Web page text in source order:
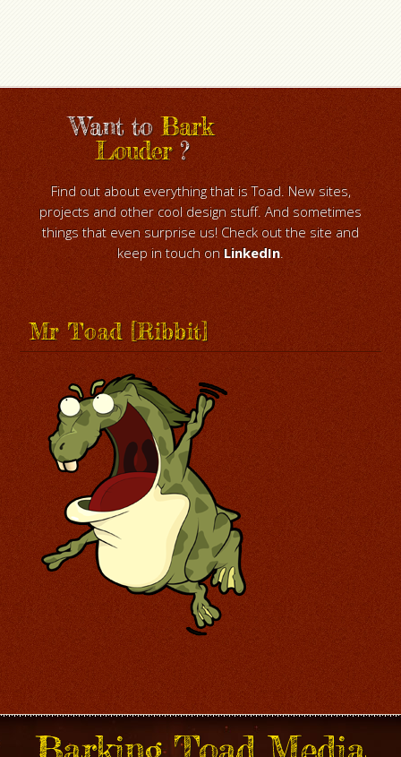
Want toBark
Louder?
Find out about everything that is Toad. New sites,
projects and other cool design stuff. And sometimes
things that even surprise us! Check out the site and
keep in touch on LinkedIn.
Mr Toad [Ribbit]